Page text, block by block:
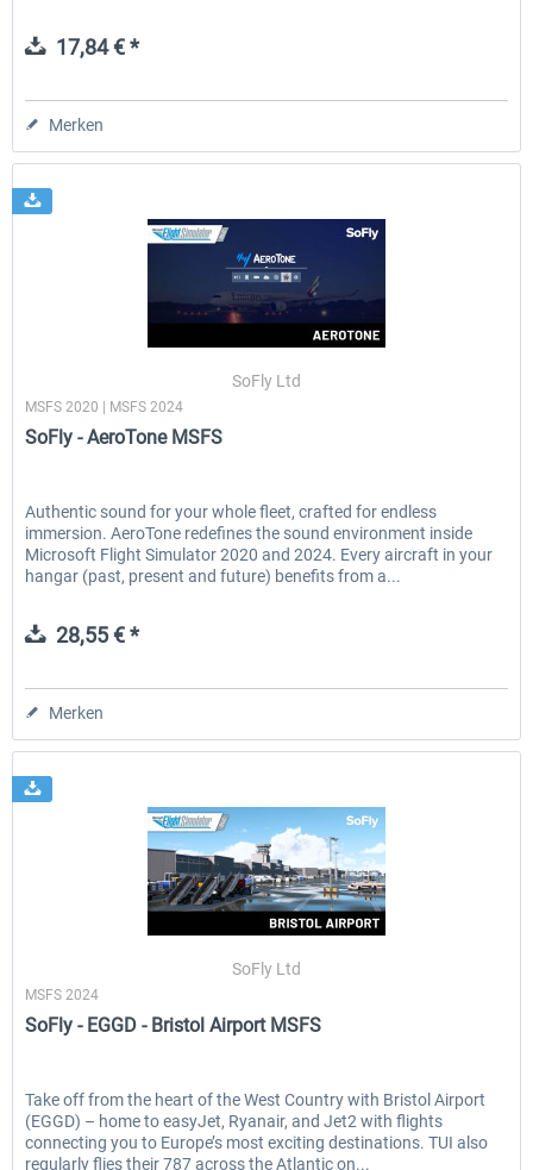
17,84 € *
Merken
SoFly Ltd
MSFS 2020 | MSFS 2024
SoFly - AeroTone MSFS
Authentic sound for your whole fleet, crafted for endless
immersion. AeroTone redefines the sound environment inside
Microsoft Flight Simulator 2020 and 2024. Every aircraft in your
hangar (past, present and future) benefits from a...
28,55 € *
Merken
SoFly Ltd
MSFS 2024
SoFly - EGGD - Bristol Airport MSFS
Take off from the heart of the West Country with Bristol Airport
(EGGD) – home to easyJet, Ryanair, and Jet2 with flights
connecting you to Europe’s most exciting destinations. TUI also
regularly flies their 787 across the Atlantic on...